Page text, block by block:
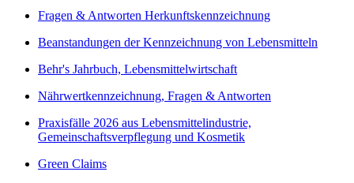
Fragen & Antworten Herkunftskennzeichnung
Beanstandungen der Kennzeichnung von Lebensmitteln
Behr's Jahrbuch, Lebensmittelwirtschaft
Nährwertkennzeichnung, Fragen & Antworten
Praxisfälle 2026 aus Lebensmittelindustrie,
Gemeinschaftsverpflegung und Kosmetik
Green Claims